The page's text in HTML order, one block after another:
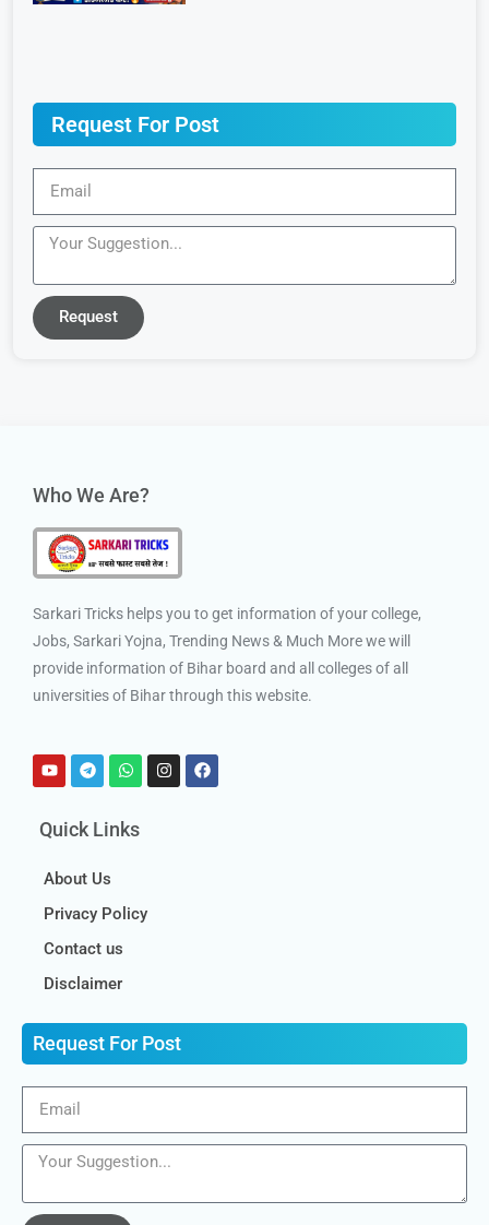
Request For Post
Request
Who We Are?
Sarkari Tricks helps you to get information of your college,
Jobs, Sarkari Yojna, Trending News & Much More we will
provide information of Bihar board and all colleges of all
universities of Bihar through this website.
Quick Links
About Us
Privacy Policy
Contact us
Disclaimer
Request For Post